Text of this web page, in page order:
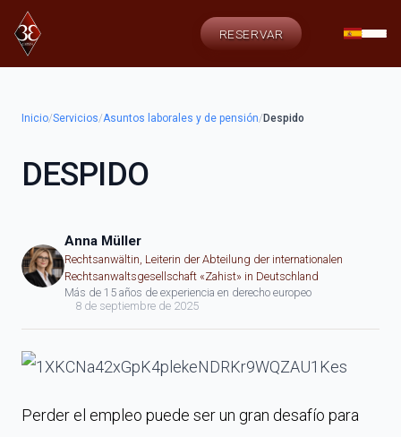
RESERVAR
Inicio/Servicios/Asuntos laborales y de pensión/ Despido
DESPIDO
Anna Müller
Rechtsanwältin, Leiterin der Abteilung der internationalen
Rechtsanwaltsgesellschaft «Zahist» in Deutschland
Más de 15 años de experiencia en derecho europeo
8 de septiembre de 2025
Perder el empleo puede ser un gran desafío para